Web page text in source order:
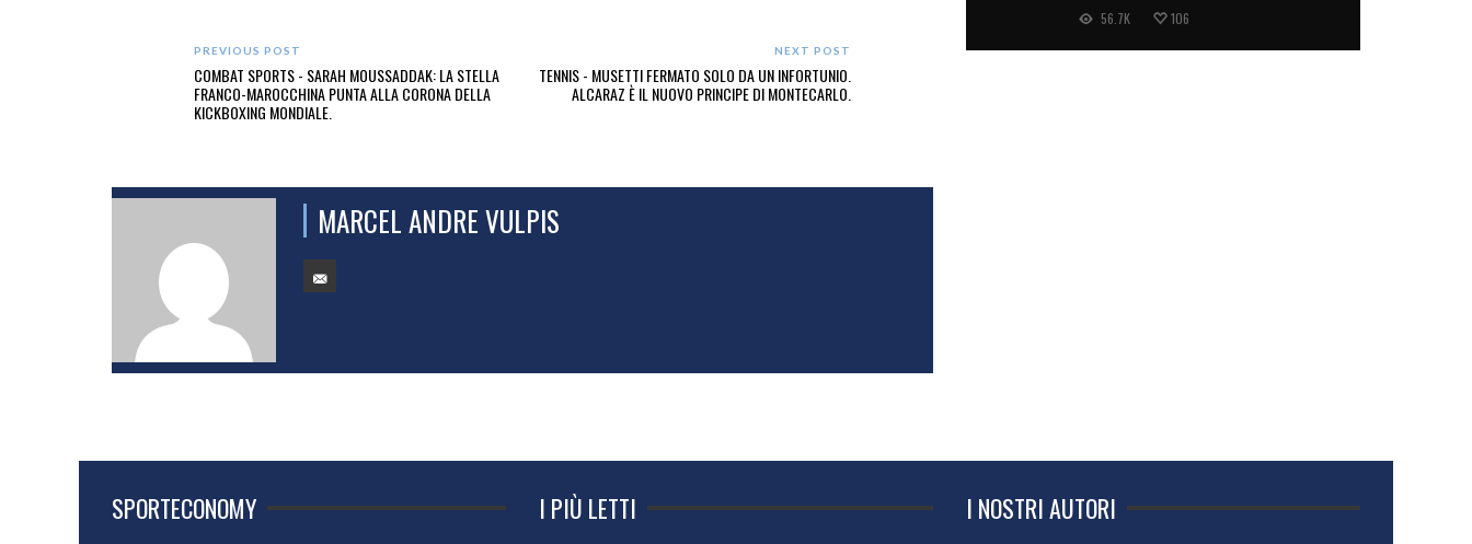
PREVIOUS POST
COMBAT SPORTS - SARAH MOUSSADDAK: LA STELLA
FRANCO-MAROCCHINA PUNTA ALLA CORONA DELLA
KICKBOXING MONDIALE.
NEXT POST
TENNIS - MUSETTI FERMATO SOLO DA UN INFORTUNIO.
ALCARAZ È IL NUOVO PRINCIPE DI MONTECARLO.
MARCEL ANDRE VULPIS
56.7K 106
SPORTECONOMY I PIÙ LETTI I NOSTRI AUTORI